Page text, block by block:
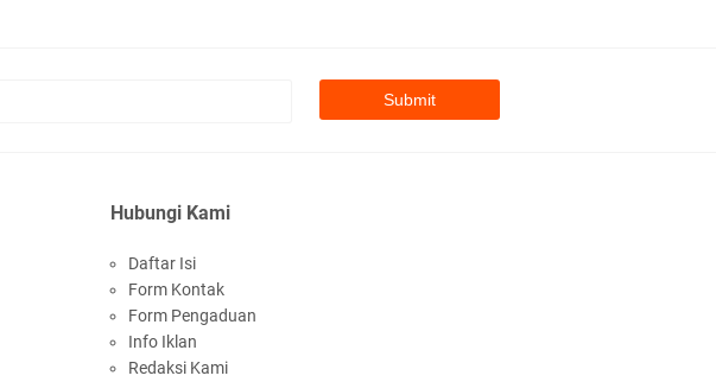
Hubungi Kami
Daftar Isi
Form Kontak
Form Pengaduan
Info Iklan
Redaksi Kami